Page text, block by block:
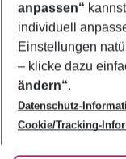
Footer
Footer navigation
Über uns
AGB
Bestpreisgarantie
Cookie-
Cookie-Richtlinie
Agenturbetreuung
Barrierefreies Reisen
Folge uns
anpassen“
individuell
Einstellungen
– klicke dazu
ändern“.
Datenschutz-
Cookie/Tracking-